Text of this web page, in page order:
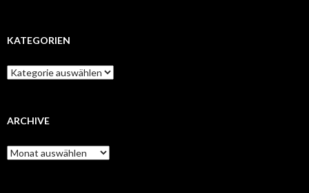
KATEGORIEN
Kategorien
ARCHIVE
Archive